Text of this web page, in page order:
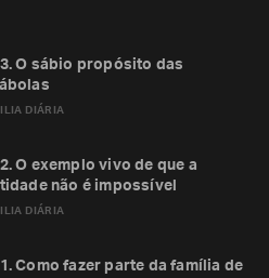
DIÁRIA
O sábio propósito das
DIÁRIA
O exemplo vivo de que a
não é impossível
Como fazer parte da família de